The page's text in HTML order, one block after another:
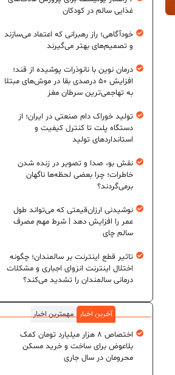
غذایی سالم در کودکان
خودآگاهی؛ راز رهبرانی که اعتماد می‌سازند
و تصمیم‌های بهتر می‌گیرند
درمان نوین با نانوذرات پوشیده از قند؛
افزایش ۵۰ درصدی بقا در موش‌های مبتلا
به تهاجمی‌ترین سرطان مغز
تولید خوراک دام صنعتی در ایران؛ از
دستگاه پلت تا کنترل کیفیت و
استانداردهای تولید
نقش بو، صدا و تصویر در زنده شدن
خاطرات؛ چرا بعضی لحظه‌ها ناگهان
برمی‌گردند؟
نوشیدنی ارزان‌قیمتی که می‌تواند طول
عمر را افزایش دهد | شرط مهم مصرف
سالم چای
تاثیر قطع اینترنت بر سالمندان؛ چگونه
اختلال اینترنت انزوای اجباری و مشکلات
درمانی سالمندان را تشدید می‌کند؟
آخرین اخبار
مهمترین اخبار
اختصاص ۸ هزار میلیارد تومان کمک
بلاعوض برای ساخت و خرید مسکن
محرومان در سال جاری